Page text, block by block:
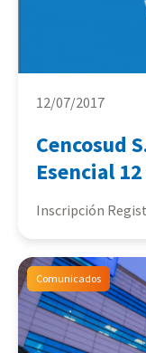
12/07/2017
Cencosud
Esencial
Inscripción
Comunicados